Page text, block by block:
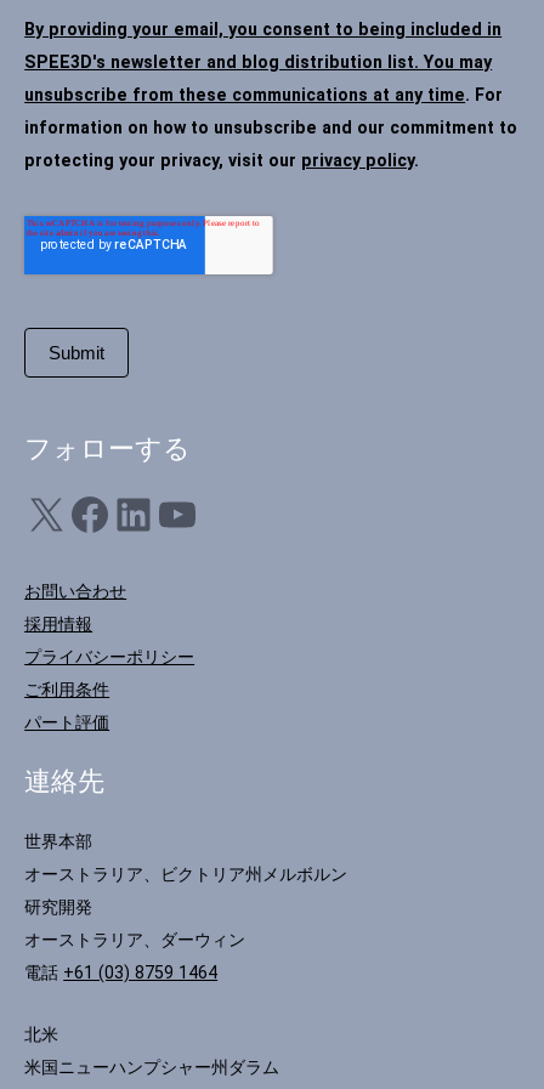
By providing your email, you consent to being included in
SPEE3D's newsletter and blog distribution list. You may
unsubscribe from these communications at any time. For
information on how to unsubscribe and our commitment to
protecting your privacy, visit our privacy policy.
フォローする
X フェイスブックLinkedIn ユーチューブ
お問い合わせ
採用情報
プライバシーポリシー
ご利用条件
パート評価
連絡先
世界本部
オーストラリア、ビクトリア州メルボルン
研究開発
オーストラリア、ダーウィン
電話 +61 (03) 8759 1464
北米
米国ニューハンプシャー州ダラム